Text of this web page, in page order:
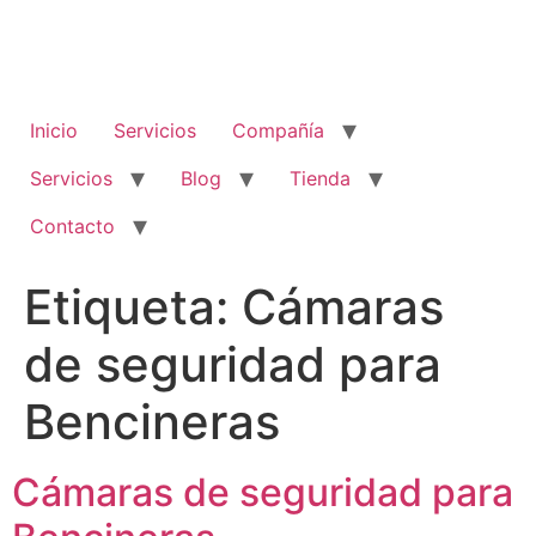
Inicio Servicios
Compañía
Servicios
Blog
Tienda
Contacto
Etiqueta: Cámaras
de seguridad para
Bencineras
Cámaras de seguridad para